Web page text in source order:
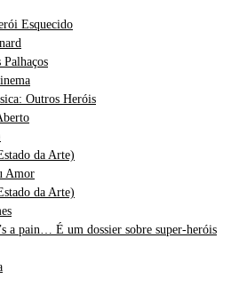
Esquecido
Palhaços
Outros Heróis
da Arte)
Amor
da Arte)
a pain… É um dossier sobre super-heróis